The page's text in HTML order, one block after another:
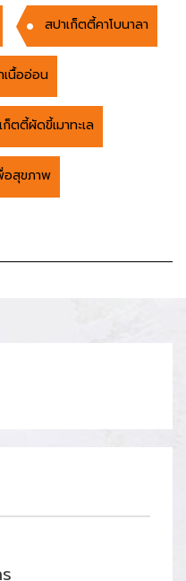
สปาเก็ตตี้คาโบนาลา
เนื้ออ่อน
ตตี้ผัดขี้เมาทะเล
อสุขภาพ